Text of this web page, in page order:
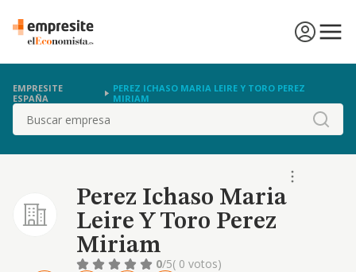
EMPRESITE
ESPAÑA
PEREZ ICHASO MARIA LEIRE Y TORO PEREZ
MIRIAM
Buscar
Perez Ichaso Maria
Leire Y Toro Perez
Miriam
0/5( 0 votos)